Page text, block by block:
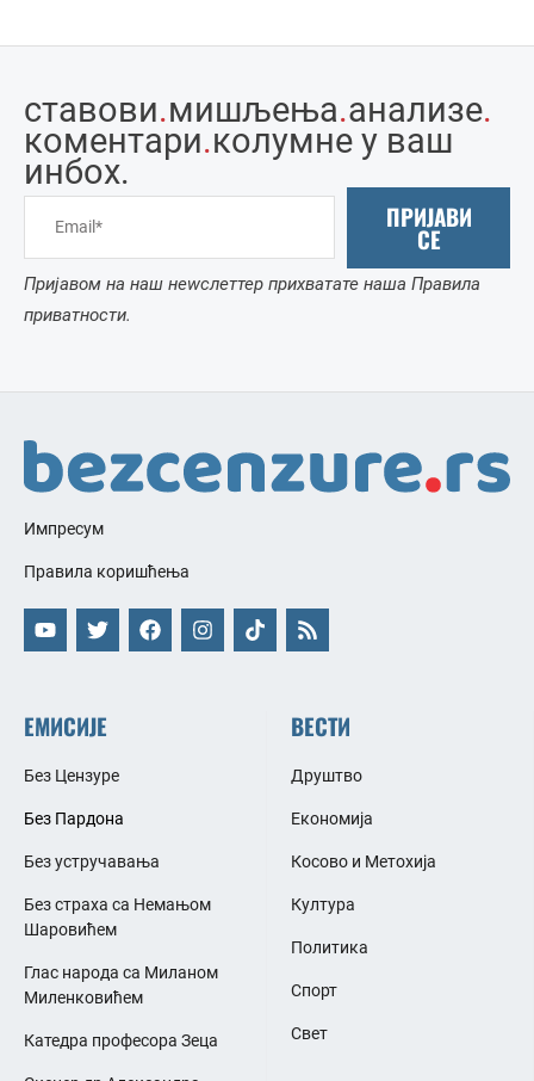
ставови.мишљења.анализе.
коментари.колумне у ваш
инбоx.
ПРИЈАВИ
СЕ
Пријавом на наш неwслеттер прихватате наша Правила
приватности.
Импресум
Правила коришћења
ЕМИСИЈЕ
Без Цензуре
Без Пардона
Без устручавања
Без страха са Немањом
Шаровићем
Глас народа са Миланом
Миленковићем
Катедра професора Зеца
ВЕСТИ
Друштво
Економија
Косово и Метохија
Култура
Политика
Спорт
Свет